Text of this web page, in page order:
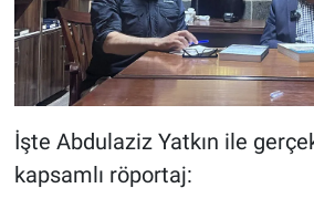
İşte Abdulaziz Yatkın ile
kapsamlı röportaj: